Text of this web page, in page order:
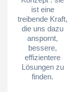
ist eine
treibende Kraft,
die uns dazu
anspornt,
bessere,
effizientere
Lösungen zu
finden.